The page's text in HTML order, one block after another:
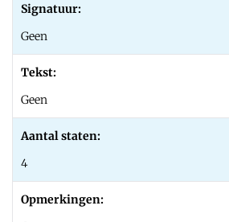
Signatuur:
Geen
Tekst:
Geen
Aantal staten:
4
Opmerkingen: